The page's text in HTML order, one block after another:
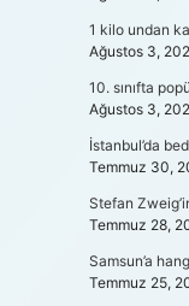
1 kilo undan
Ağustos 3,
10. sınıfta
Ağustos 3,
İstanbul’da
Temmuz 30,
Stefan
Temmuz 28,
Samsun’a
Temmuz 25,